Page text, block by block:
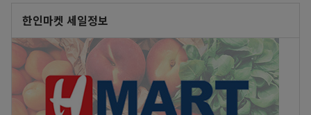
한인마켓 세일정보